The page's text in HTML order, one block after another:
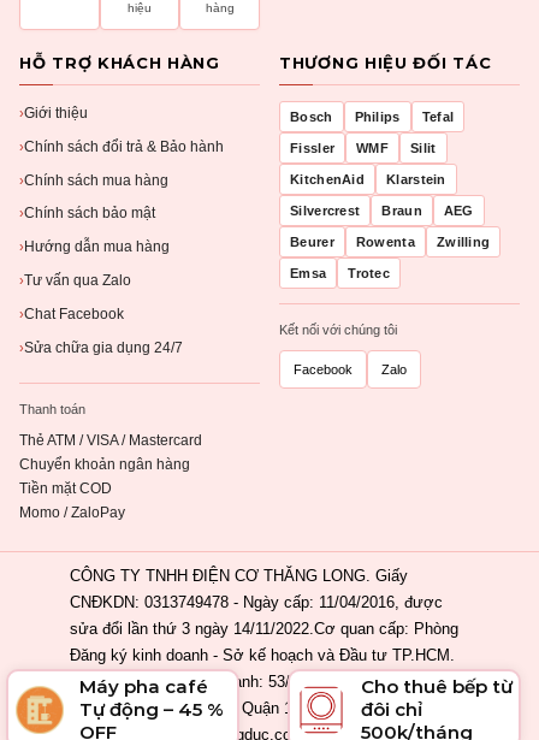
hiệu
hàng
HỖ TRỢ KHÁCH HÀNG
›Giới thiệu
›Chính sách đổi trả & Bảo hành
›Chính sách mua hàng
›Chính sách bảo mật
› Hướng dẫn mua hàng
›Tư vấn qua Zalo
›Chat Facebook
›Sửa chữa gia dụng 24/7
Thanh toán
Thẻ ATM / VISA / Mastercard
Chuyển khoản ngân hàng
Tiền mặt COD
Momo / ZaloPay
THƯƠNG HIỆU ĐỐI TÁC
Bosch Philips Tefal
Fissler WMF Silit
KitchenAid Klarstein
Silvercrest Braun AEG
Beurer Rowenta Zwilling
Emsa Trotec
Kết nối với chúng tôi
Facebook Zalo
CÔNG TY TNHH ĐIỆN CƠ THĂNG LONG. Giấy
CNĐKDN: 0313749478 - Ngày cấp: 11/04/2016, được
sửa đổi lần thứ 3 ngày 14/11/2022.Cơ quan cấp: Phòng
Đăng ký kinh doanh - Sở kế hoạch và Đầu tư TP.HCM.
Địa chỉ đăng ký kinh doanh: 53/2 Nguyễn Khắc Nhu,
Phường Cầu Ông Lãnh, Quận 1, Tp. Hồ Chí Minh, Việt
Nam. Email: info@ahangduc.com. Chịu trách nhiệm nội
Máy pha café
Tự động – 45 %
OFF
Cho thuê bếp từ
đôi chỉ
500k/tháng